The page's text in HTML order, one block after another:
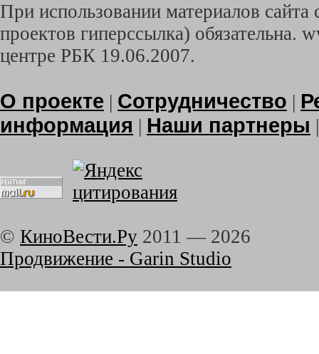
При использовании материалов
проектов гиперссылка) обязательна.
центре РБК 19.06.2007.
О проекте | Сотрудничество |
информация | Наши партнеры
© КиноВести.Ру 2011 — 2026
Продвижение - Garin Studio